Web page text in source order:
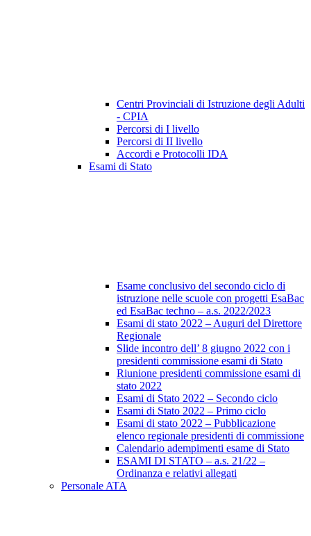
Centri Provinciali di Istruzione degli Adulti
- CPIA
Percorsi di I livello
Percorsi di II livello
Accordi e Protocolli IDA
Esami di Stato
Esame conclusivo del secondo ciclo di
istruzione nelle scuole con progetti EsaBac
ed EsaBac techno – a.s. 2022/2023
Esami di stato 2022 – Auguri del Direttore
Regionale
Slide incontro dell’ 8 giugno 2022 con i
presidenti commissione esami di Stato
Riunione presidenti commissione esami di
stato 2022
Esami di Stato 2022 – Secondo ciclo
Esami di Stato 2022 – Primo ciclo
Esami di stato 2022 – Pubblicazione
elenco regionale presidenti di commissione
Calendario adempimenti esame di Stato
ESAMI DI STATO – a.s. 21/22 –
Ordinanza e relativi allegati
Personale ATA